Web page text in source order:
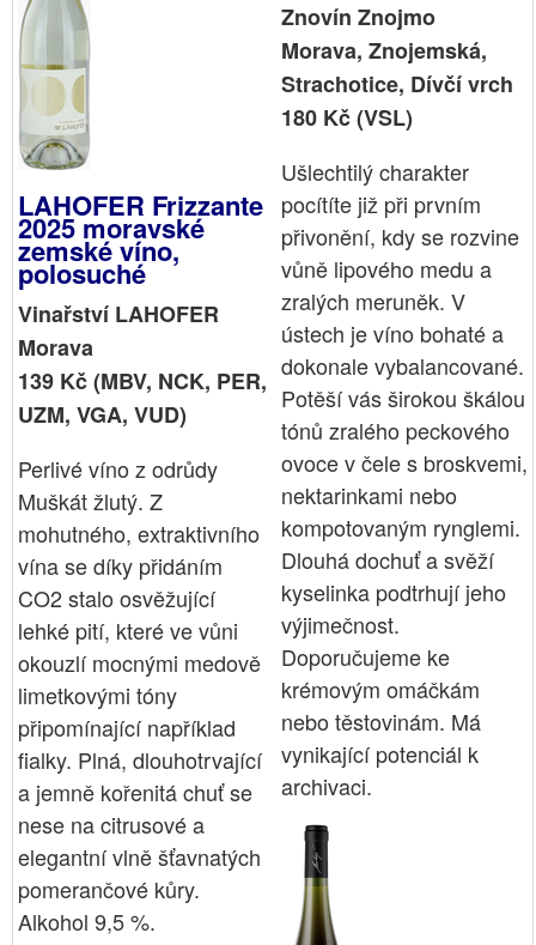
LAHOFER Frizzante
2025 moravské
zemské víno,
polosuché
Vinařství LAHOFER
Morava
139 Kč (MBV, NCK, PER,
UZM, VGA, VUD)
Perlivé víno z odrůdy
Muškát žlutý. Z
mohutného, extraktivního
vína se díky přidáním
CO2 stalo osvěžující
lehké pití, které ve vůni
okouzlí mocnými medově
limetkovými tóny
připomínající například
fialky. Plná, dlouhotrvající
a jemně kořenitá chuť se
nese na citrusové a
elegantní vlně šťavnatých
pomerančové kůry.
Alkohol 9,5 %.
Znovín Znojmo
Morava, Znojemská,
Strachotice, Dívčí vrch
180 Kč (VSL)
Ušlechtilý charakter
pocítíte již při prvním
přivonění, kdy se rozvine
vůně lipového medu a
zralých meruněk. V
ústech je víno bohaté a
dokonale vybalancované.
Potěší vás širokou škálou
tónů zralého peckového
ovoce v čele s broskvemi,
nektarinkami nebo
kompotovaným rynglemi.
Dlouhá dochuť a svěží
kyselinka podtrhují jeho
výjimečnost.
Doporučujeme ke
krémovým omáčkám
nebo těstovinám. Má
vynikající potenciál k
archivaci.